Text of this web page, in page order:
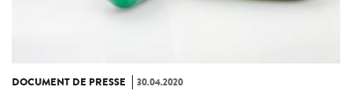
DOCUMENT DE PRESSE 30.04.2020